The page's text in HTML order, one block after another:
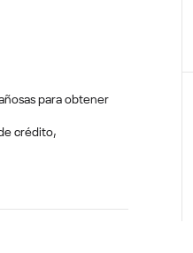
para obtener
crédito,